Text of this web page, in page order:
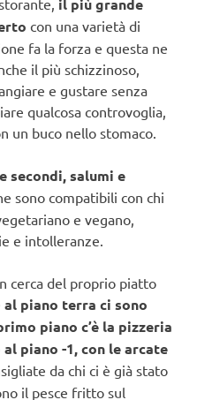
il più grande
con una varietà di
fa la forza e questa ne
il più schizzinoso,
e gustare senza
qualcosa controvoglia,
un buco nello stomaco.
secondi, salumi e
sono compatibili con chi
e vegano,
e intolleranze.
cerca del proprio piatto
al piano terra ci sono
piano c’è la pizzeria
piano -1, con le arcate
da chi ci è già stato
il pesce fritto sul